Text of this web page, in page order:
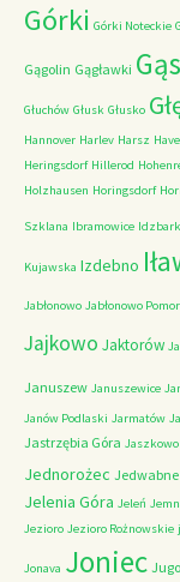
Górki Górki Noteckie
Gągolin Gągławki
Głuchów Głusk Głusko
Hannover Harlev Harsz
Heringsdorf Hillerod
Holzhausen Horingsdorf
Szklana Ibramowice Idzbark
Kujawska Izdebno
Jabłonowo Jabłonowo
Jajkowo Jaktorów
Januszew Januszewice
Janów Podlaski Jarmatów
Jastrzębia Góra Jaszkowo
Jednorożec Jedwabne
Jelenia Góra Jeleń
Jezioro Jezioro Rożnowskie
Jonava Joniec